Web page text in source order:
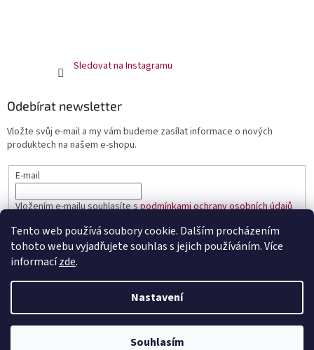
Tento web používá soubory cookie. Dalším procházením
tohoto webu vyjadřujete souhlas s jejich používáním. Více
informacízde.
Nastavení
Souhlasím
Sledovat na Instagramu
Odebírat newsletter
Vložte svůj e-mail a my vám budeme zasílat informace o nových
produktech na našem e-shopu.
E-mail
Vložením e-mailu souhlasíte spodmínkami ochrany osobních údajů
PŘIHLÁSIT SE
Vytvořil Shoptet
Čaje Dammann Fréres. Všechna práva vyhrazena.